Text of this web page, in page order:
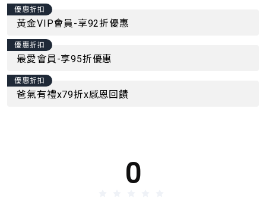
優惠折扣
黃金VIP會員-享92折優惠
優惠折扣
最愛會員-享95折優惠
優惠折扣
爸氣有禮x79折x感恩回饋
0